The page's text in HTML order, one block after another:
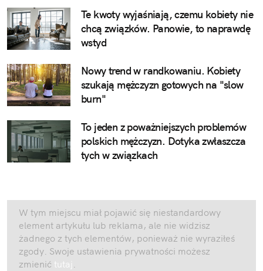
Te kwoty wyjaśniają, czemu kobiety nie
chcą związków. Panowie, to naprawdę
wstyd
Nowy trend w randkowaniu. Kobiety
szukają mężczyzn gotowych na "slow
burn"
To jeden z poważniejszych problemów
polskich mężczyzn. Dotyka zwłaszcza
tych w związkach
W tym miejscu miał pojawić się niestandardowy
element artykułu lub reklama, ale nie widzisz
żadnego z tych elementów, ponieważ nie wyraziłeś
zgody. Swoje ustawienia prywatności możesz
zmienić tutaj .